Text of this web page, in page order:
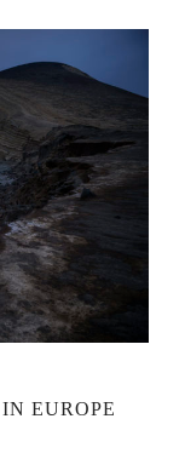
EUROPE